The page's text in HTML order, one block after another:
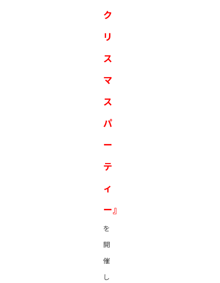
ク
リ
ス
マ
ス
パ
ー
テ
ィ
ー』
を
開
催
し